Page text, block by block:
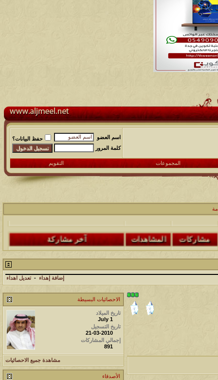
اسم العضو
حفظ البيانات؟
كلمة المرور
المجموعات التقويم
48
498827 آخر رد:محمد الخضيري
مشاركات المشاهدات آخر مشاركة
17
231822 آخر رد:محمد الخضيري
مشاركات المشاهدات
آخر مشاركة
المشاهدات
آخر مشاركة
آخر رد: محمد الخضيري
آخر مشاركة
24
212809 محمد الخضيري
إضافة إهداء - تعديل اهداء
الاحصائيات البسيطة
تاريخ الميلاد
July 1
تاريخ التسجيل
21-03-2010
إجمالي المشاركات
891
مشاهدة جميع الاحصائيات
الأصدقاء